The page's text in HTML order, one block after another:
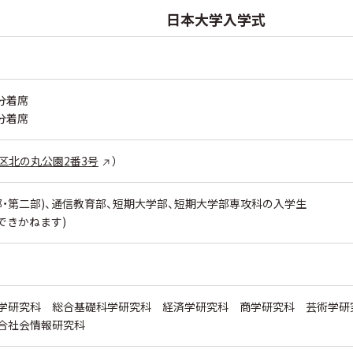
日本大学入学式
着席
着席
北の丸公園2番3号 ）
第二部)、通信教育部、短期大学部、短期大学部専攻科の入学生
きかねます)
研究科 総合基礎科学研究科 経済学研究科 商学研究科 芸術学
社会情報研究科